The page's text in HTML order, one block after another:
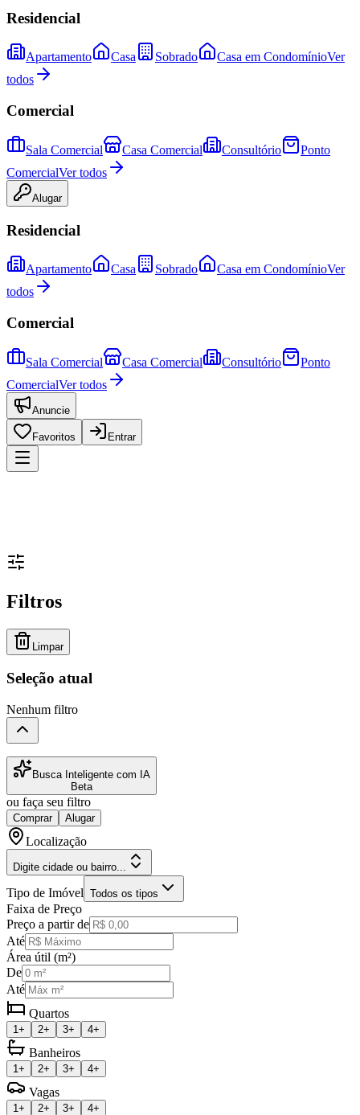
Residencial
Apartamento Casa Sobrado Casa em CondomínioVer
todos
Comercial
Sala Comercial Casa Comercial Consultório
Ponto
ComercialVer todos
Alugar
Residencial
Apartamento Casa Sobrado Casa em CondomínioVer
todos
Comercial
Sala Comercial Casa Comercial Consultório
Ponto
ComercialVer todos
Anuncie
Favoritos Entrar
Filtros
Limpar
Seleção atual
Nenhum filtro
Busca Inteligente com IA
Beta
ou faça seu filtro
Comprar Alugar
Localização
Digite cidade ou bairro...
Tipo de Imóvel Todos os tipos
Faixa de Preço
Preço a partir de
Até
Área útil (m²)
De
Até
Quartos
1+ 2+ 3+ 4+
Banheiros
1+ 2+ 3+ 4+
Vagas
1+ 2+ 3+ 4+